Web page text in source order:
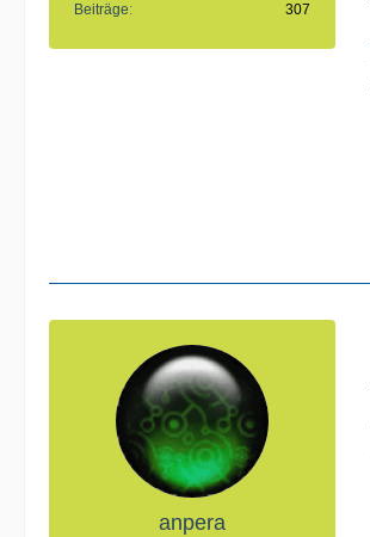
Beiträge
307
anpera